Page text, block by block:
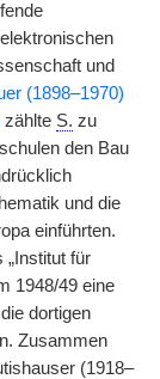
und
(1898–1970)
zählte S. zu
den Bau
und die
einführten.
„Institut für
1948/49 eine
dortigen
Zusammen
(1918–